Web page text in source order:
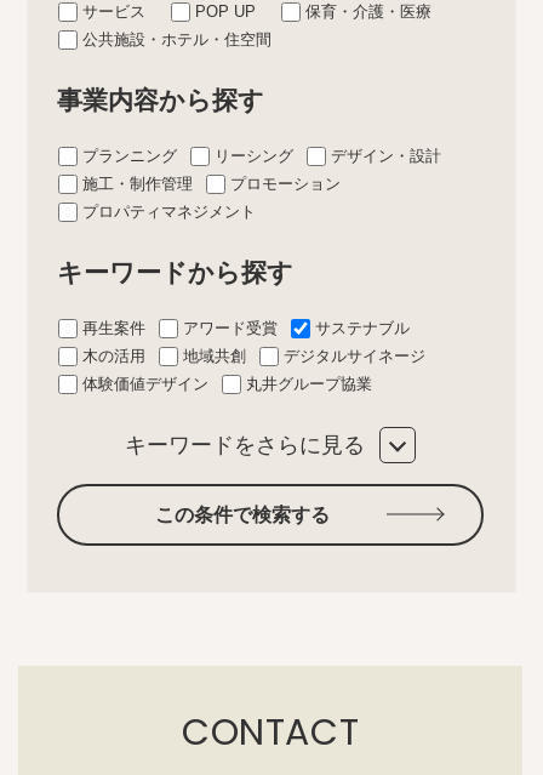
サービス
POP UP
保育・介護・医療
公共施設・ホテル・住空間
事業内容から探す
プランニング リーシング
デザイン・設計
施工・制作管理
プロモーション
プロパティマネジメント
キーワードから探す
再生案件 アワード受賞
サステナブル
木の活用
地域共創
デジタルサイネージ
体験価値デザイン
丸井グループ協業
キーワードをさらに見る
この条件で検索する
CONTACT